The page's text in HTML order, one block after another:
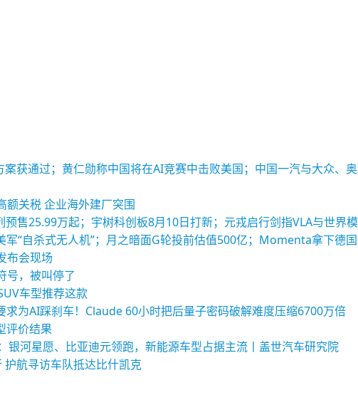
获通过；黄仁勋称中国将在AI竞赛中击败美国；中国一汽与大众、
额关税 企业海外建厂突围
预售25.99万起；宇树科创板8月10日打新；元戎启行剑指VLA与世界
“自杀式无人机”；月之暗面G轮投前估值500亿；Momenta拿下德
布会现场
号，被叫停了
车型推荐这款
求为AI踩刹车！Claude 60小时把后量子密码破解难度压缩6700万倍
评价结果
银河星愿、比亚迪元领跑，新能源车型占据主流丨盖世汽车研究院
航寻访车队抵达比什凯克